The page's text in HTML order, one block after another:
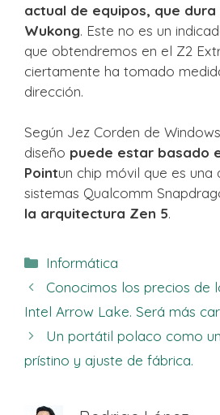
actual de equipos, que dura
Wukong. Este no es un
que obtendremos en el Z2
ciertamente ha tomado
dirección.
Según Jez Corden de
diseño puede estar basado
Pointun chip móvil que es
sistemas Qualcomm
la arquitectura Zen 5.
Categorías
Informática
Conocimos los precios de
Intel Arrow Lake. Será más
Un portátil polaco como
prístino y ajuste de fábrica.